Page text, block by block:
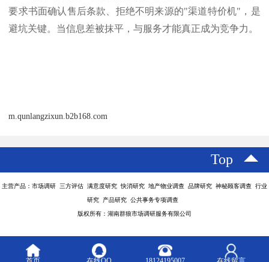
要求书面确认售后条款、拒绝不明来源的"渠道特价机"，是
避坑关键。当信息差被抹平，与服务才能真正成为竞争力。
m.qunlangzixun.b2b168.com
Top
主营产品：市场调研 三方评估 满意度研究 快消研究 地产物业调查 品牌研究 神秘顾客调查 行业
研究 产品研究 公共事务专项调查
版权所有：湖南群狼市场调研服务有限公司